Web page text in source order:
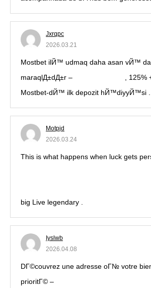
Jxrqpc
2026.03.21
Mostbet ilЙ™ udmaq daha asan vЙ™
maraqlД±dД±r –
, 125%
Mostbet-dЙ™ ilk depozit hЙ™diyyЙ™si .
Motpjd
2026.03.24
This is what happens when luck gets
big Live legendary .
Iyslwb
2026.04.08
DГ©couvrez une adresse oГ№ votre
prioritГ© –